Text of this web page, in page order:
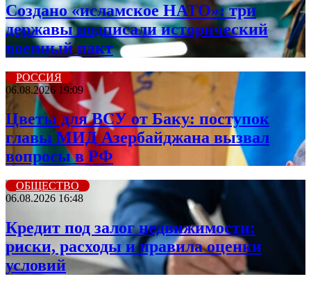
Создано «исламское НАТО»: три
державы подписали исторический
военный пакт
РОССИЯ
06.08.2026 19:09
Цветы для ВСУ от Баку: поступок
главы МИД Азербайджана вызвал
вопросы в РФ
ОБЩЕСТВО
06.08.2026 16:48
Кредит под залог недвижимости:
риски, расходы и правила оценки
условий